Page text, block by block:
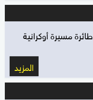
وزارة الدفاع الروسية: إسقاط 456 طائرة مسيرة أوكرانية
المزيد